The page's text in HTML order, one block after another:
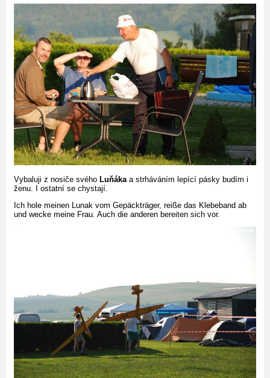
Vybaluji z nosiče svého Luňákaa strháváním lepící pásky budím i
ženu. I ostatní se chystají.
Ich hole meinen Lunak vom Gepäckträger, reiße das Klebeband ab
und wecke meine Frau. Auch die anderen bereiten sich vor.